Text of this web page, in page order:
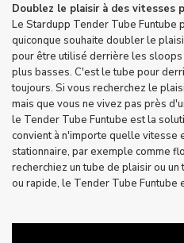
Doublez le plaisir à des vitesses
Le Stardupp Tender Tube Funtube
quiconque souhaite doubler le
pour être utilisé derrière les
plus basses. C'est le tube pour
toujours. Si vous recherchez le
mais que vous ne vivez pas près
le Tender Tube Funtube est la
convient à n'importe quelle vitesse
stationnaire, par exemple comme
recherchiez un tube de plaisir ou
ou rapide, le Tender Tube Funtube